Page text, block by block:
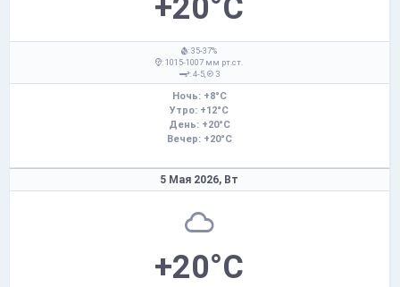
+20°C
: 35-37%
: 1015-1007 мм рт.ст.
: 4-5,
З
Ночь: +8°C
Утро: +12°C
День: +20°C
Вечер: +20°C
5 Мая 2026, Вт
+20°C